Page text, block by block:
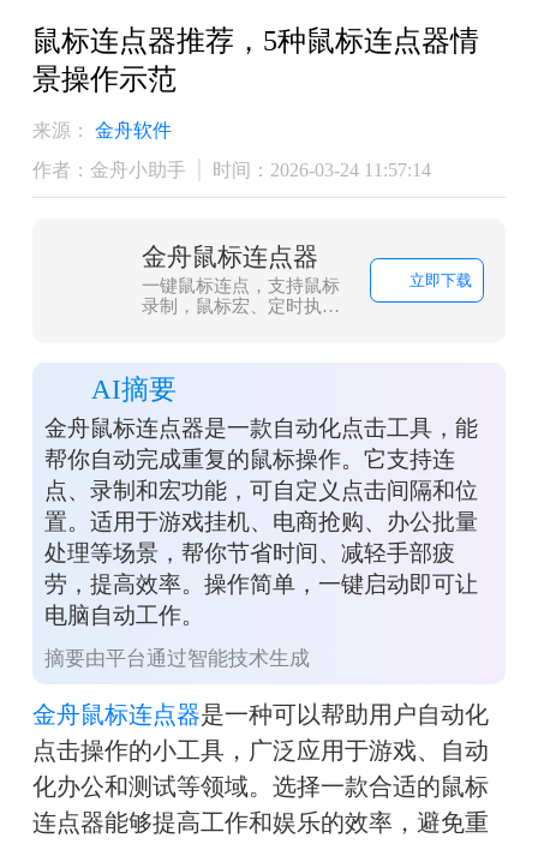
鼠标连点器推荐，5种鼠标连点器情
景操作示范
来源：
金舟软件
作者：金舟小助手
时间：2026-03-24 11:57:14
金舟鼠标连点器
一键鼠标连点，支持鼠标
录制，鼠标宏、定时执行
立即下载
AI摘要
金舟鼠标连点器是一款自动化点击工具，能
帮你自动完成重复的鼠标操作。它支持连
点、录制和宏功能，可自定义点击间隔和位
置。适用于游戏挂机、电商抢购、办公批量
处理等场景，帮你节省时间、减轻手部疲
劳，提高效率。操作简单，一键启动即可让
电脑自动工作。
摘要由平台通过智能技术生成
金舟鼠标连点器是一种可以帮助用户自动化
点击操作的小工具，广泛应用于游戏、自动
化办公和测试等领域。选择一款合适的鼠标
连点器能够提高工作和娱乐的效率，避免重